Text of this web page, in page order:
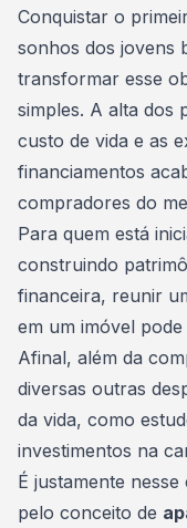
Conquistar o
sonhos dos jovens
transformar esse
simples. A alta dos
custo de vida e as
financiamentos
compradores do
Para quem está
construindo
financeira, reunir
em um imóvel
Afinal, além da
diversas outras
da vida, como
investimentos na
É justamente
pelo conceito de